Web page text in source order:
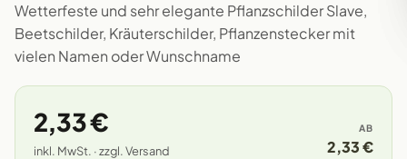
Wetterfeste und sehr elegante Pflanzschilder Slave,
Beetschilder, Kräuterschilder, Pflanzenstecker mit
vielen Namen oder Wunschname
2,33 €
inkl. MwSt. · zzgl. Versand
AB
2,33 €